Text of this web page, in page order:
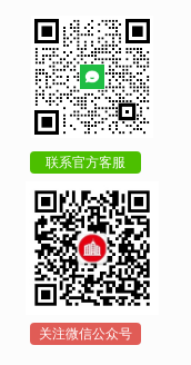
联系官方客服
关注微信公众号